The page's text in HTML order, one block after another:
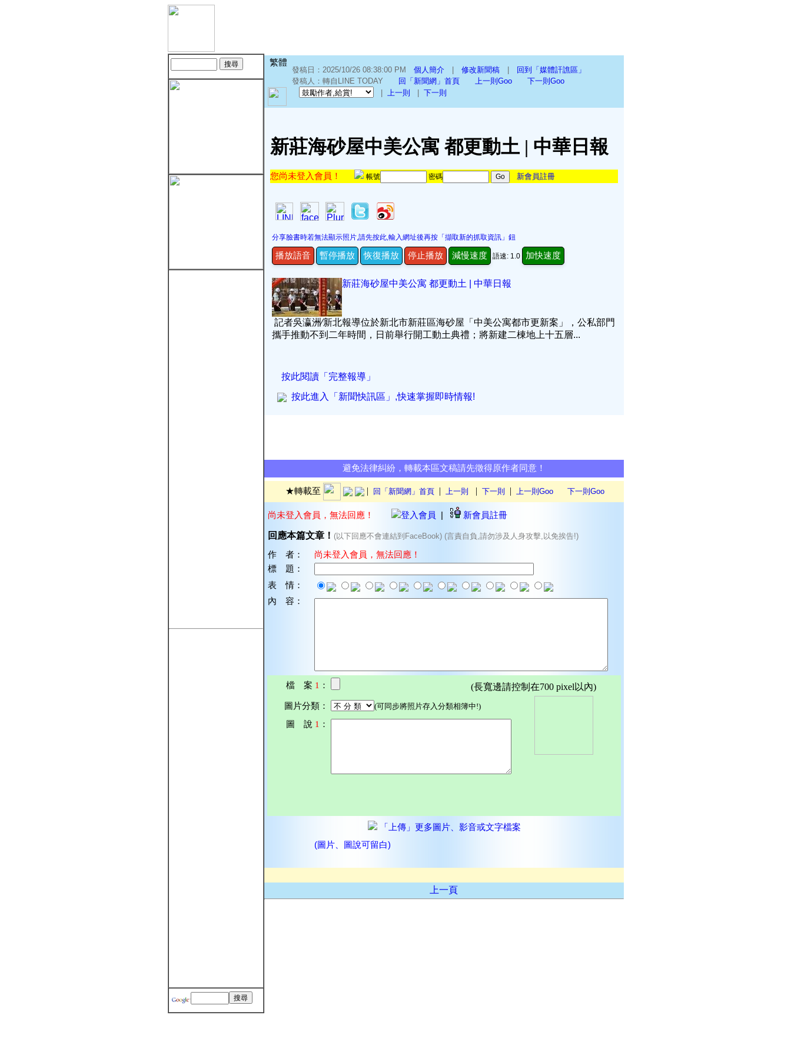
繁體
發稿日：2025/10/26 08:38:00 PM 個人簡介| 修改新聞稿|
回到「媒體訐譙區」
發稿人：轉自LINE TODAY
回「新聞網」首頁 上一則Goo
下一則Goo
上一則 下一則
新莊海砂屋中美公寓 都更動土 | 中華日報
您尚未登入會員！ 帳號 密碼 新會員註冊
分享臉書時若無法顯示照片,請先按此,輸入網址後再按「擷取新的抓取資訊」鈕
播放語音 暫停播放 恢復播放 停止播放 減慢速度 語速: 1.0 加快速度
新莊海砂屋中美公寓 都更動土 | 中華日報
記者吳瀛洲∕新北報導位於新北市新莊區海砂屋「中美公寓都市更新案」，公私部門
攜手推動不到二年時間，日前舉行開工動土典禮；將新建二棟地上十五層...
按此閱讀「完整報導」
按此進入「新聞快訊區」,快速掌握即時情報!
避免法律糾紛，轉載本區文稿請先徵得原作者同意！
★轉載至 | 回「新聞網」首頁 | 上一則 | 下一則 | 上一則Goo 下一則Goo
尚未登入會員，無法回應！ 登入會員 | 新會員註冊
回應本篇文章！ (以下回應不會連結到FaceBook) (言責自負,請勿涉及人身攻擊,以免挨告!)
作 者：
尚未登入會員，無法回應！
標 題：
表 情：
內 容：
檔 案 1 ： (長寬邊請控制在700 pixel以內)
圖片分類： (可同步將照片存入分類相簿中!)
圖 說 1 ：
「上傳」更多圖片、影音或文字檔案
(圖片、圖說可留白)
上一頁